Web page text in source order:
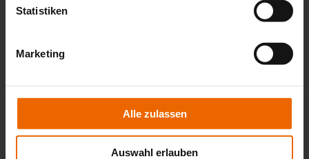
Statistiken
Marketing
Alle zulassen
Auswahl erlauben
Glasdach Lamaxa L50 View